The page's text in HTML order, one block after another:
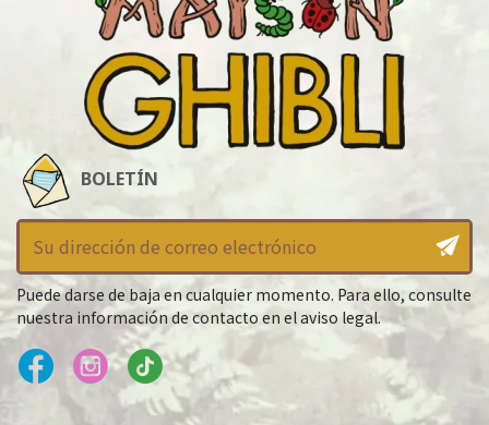
BOLETÍN
Puede darse de baja en cualquier momento. Para ello, consulte
nuestra información de contacto en el aviso legal.